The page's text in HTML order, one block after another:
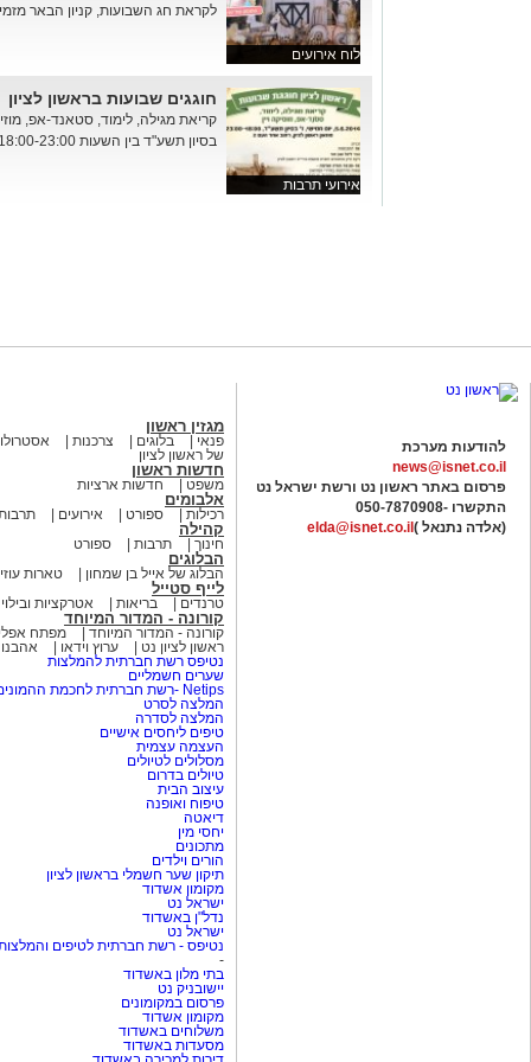
לוח אירועים
לקראת חג השבועות, קניון הבאר
אירועי תרבות
חוגגים שבועות בראשון לציון
קריאת מגילה, לימוד, סטאנד-אפ,
בסיון תשע"ד בין השעות 18:00-23:00 במוזאון ראשון לציון, רחוב אחד...
להודעות מערכת
news@isnet.co.il
פרסום באתר ראשון נט ורשת ישראל נט
התקשרו -050-7870908
(אלדה נתנאל ) elda@isnet.co.il
מגזין ראשון
פנאי בלוגים צרכנות
של ראשון לציון
חדשות ראשון
משפט חדשות ארציות
אלבומים
רכילות ספורט אירועים
קהילה
חינוך תרבות ספורט
הבלוגים
הבלוג של אייל בן שמחון טארות
לייף סטייל
טרנדים בריאות אטרקציות ובילוי
קורונה - המדור המיוחד
קורונה - המדור המיוחד
מפתח
ראשון לציון נט
ערוץ וידאו
נטיפס רשת חברתית להמלצות
שערים חשמליים
Netips -רשת חברתית לחכמת ההמונים
המלצה לסרט
המלצה לסדרה
טיפים ליחסים אישיים
העצמה עצמית
מסלולים לטיולים
טיולים בדרום
עיצוב הבית
טיפוח ואופנה
דיאטה
יחסי מין
מתכונים
הורים וילדים
תיקון שער חשמלי בראשון לציון
מקומון אשדוד
ישראל נט
נדל"ן באשדוד
ישראל נט
נטיפס - רשת חברתית לטיפים
-
בתי מלון באשדוד
יישובניק נט
פרסום במקומונים
מקומון אשדוד
משלוחים באשדוד
מסעדות באשדוד